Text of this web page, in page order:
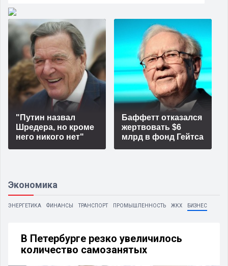
"Путин назвал
Шредера, но кроме
него никого нет"
Баффетт отказался
жертвовать $6
млрд в фонд Гейтса
Экономика
ЭНЕРГЕТИКА ФИНАНСЫ ТРАНСПОРТ ПРОМЫШЛЕННОСТЬ ЖКХ БИЗНЕС
В Петербурге резко увеличилось
количество самозанятых